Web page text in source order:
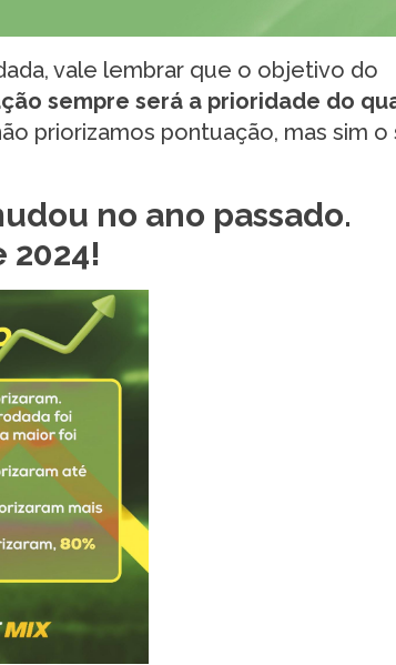
vale lembrar que o objetivo do
sempre será a prioridade do
priorizamos pontuação, mas sim o
no ano passado.
2024!